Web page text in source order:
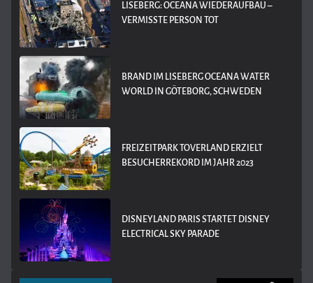
LISEBERG: OCEANA WIEDERAUFBAU –
VERMISSTE PERSON TOT
BRAND IM LISEBERG OCEANA WATER
WORLD IN GÖTEBORG, SCHWEDEN
FREIZEITPARK TOVERLAND ERZIELT
BESUCHERREKORD IM JAHR 2023
DISNEYLAND PARIS STARTET DISNEY
ELECTRICAL SKY PARADE